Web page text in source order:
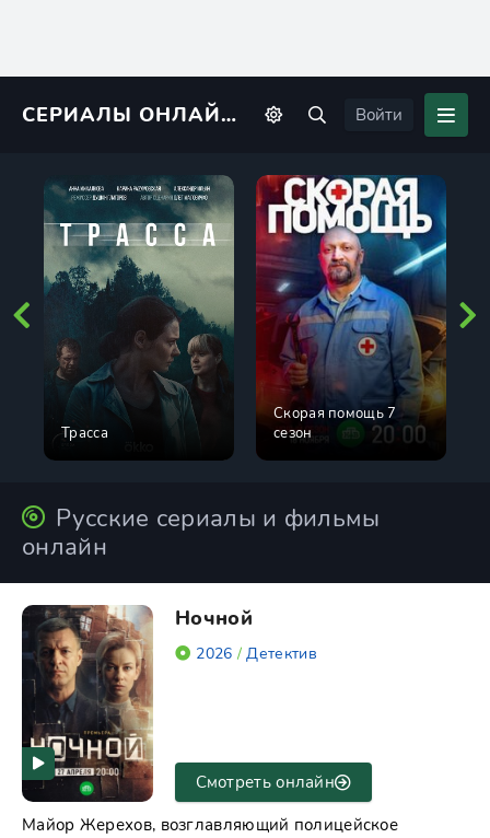
СЕРИАЛЫ ОНЛАЙН KINORIUS Войти
Трасса
Скорая помощь 7
сезон
Русские сериалы и фильмы
онлайн
Ночной
2026 /Детектив
Майор Жерехов, возглавляющий полицейское
Смотреть онлайн